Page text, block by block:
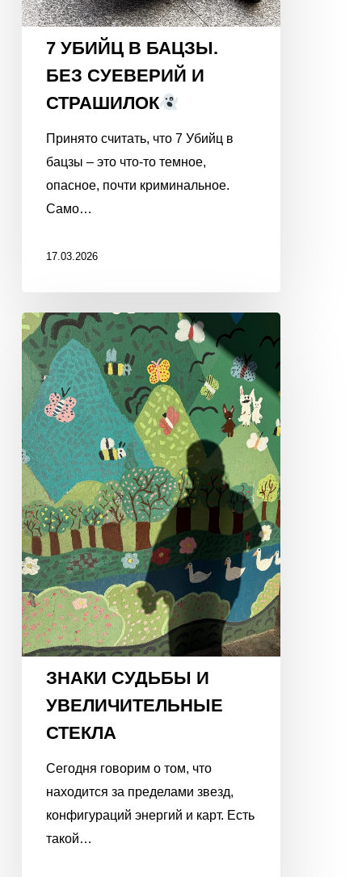
7 УБИЙЦ В БАЦЗЫ.
БЕЗ СУЕВЕРИЙ И
СТРАШИЛОК
Принято считать, что 7 Убийц в
бацзы – это что-то темное,
опасное, почти криминальное.
Само…
17.03.2026
ЗНАКИ
СУДЬБЫ
УВЕЛИЧИТЕЛЬНЫЕ
СТЕКЛА
ЗНАКИ СУДЬБЫ И
УВЕЛИЧИТЕЛЬНЫЕ
СТЕКЛА
Сегодня говорим о том, что
находится за пределами звезд,
конфигураций энергий и карт. Есть
такой…